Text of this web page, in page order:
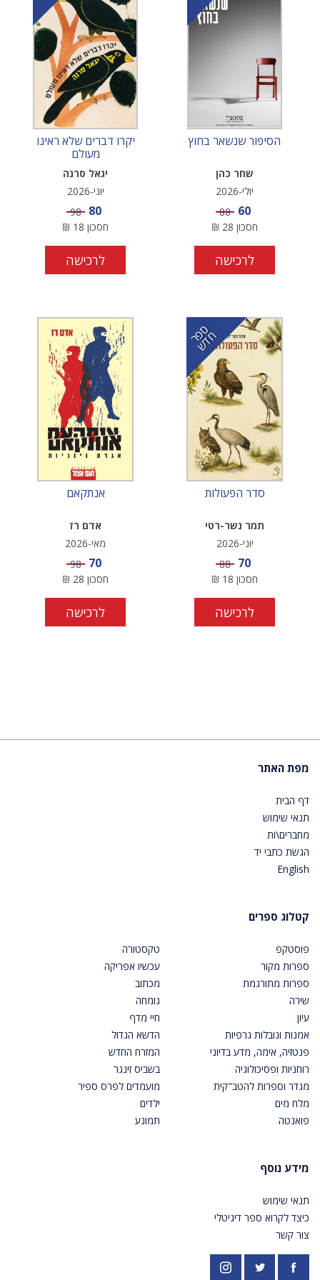
הסיפור שנשאר בחוץ
שחר כהן
יולי-2026
מחיר מבצע
60 מחיר
88
חסכון 28
₪
לרכישה
יקרו דברים שלא ראינו
מעולם
יגאל סרנה
יוני-2026
מחיר מבצע
80 מחיר
98
חסכון 18
₪
לרכישה
ס
פ
ר
ח
ד
ש
סדר הפעולות
תמר נשר-רטי
יוני-2026
מחיר מבצע
70 מחיר
88
חסכון 18
₪
לרכישה
אנתקאם
אדם רז
מאי-2026
מחיר מבצע
70 מחיר
98
חסכון 28
₪
לרכישה
מפת האתר
דף הבית
תנאי שימוש
מחברים\ות
הגשת כתבי יד
English
קטלוג ספרים
פוסטקפ
ספרות מקור
ספרות מתורגמת
שירה
עיון
אמנות ונובלות גרפיות
פנטזיה, אימה, מדע בדיוני
רוחניות ופסיכולוגיה
מגדר וספרות להטב"קית
מלח מים
פואנטה
טקסטורה
עכשיו אפריקה
מכתוב
גומחה
חיי מדף
הדשא הגדול
המזרח החדש
בשביס זינגר
מועמדים לפרס ספיר
ילדים
תמונע
מידע נוסף
תנאי שימוש
כיצד לקרוא ספר דיגיטלי
צור קשר
פייסבוק https://twitter.com/PardesPublish
אינסטגרם